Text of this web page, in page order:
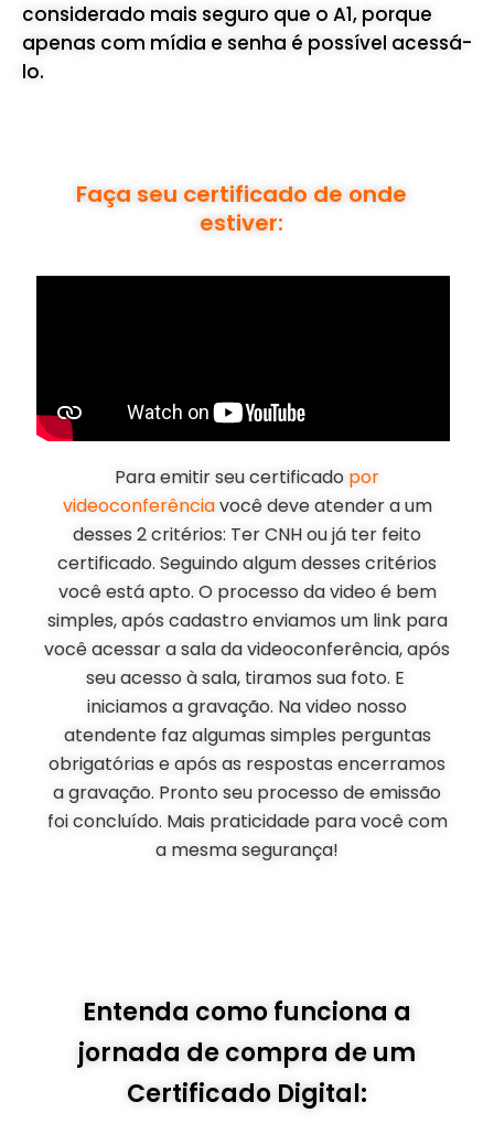
considerado mais seguro que o A1, porque
apenas com mídia e senha é possível acessá-
lo.
Faça seu certificado de onde
estiver:
Para emitir seu certificado por
videoconferênciavocê deve atender a um
desses 2 critérios: Ter CNH ou já ter feito
certificado. Seguindo algum desses critérios
você está apto. O processo da video é bem
simples, após cadastro enviamos um link para
você acessar a sala da videoconferência, após
seu acesso à sala, tiramos sua foto. E
iniciamos a gravação. Na video nosso
atendente faz algumas simples perguntas
obrigatórias e após as respostas encerramos
a gravação. Pronto seu processo de emissão
foi concluído. Mais praticidade para você com
a mesma segurança!
Entenda como funciona a
jornada de compra de um
Certificado Digital: